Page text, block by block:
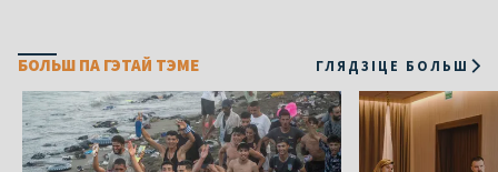
БОЛЬШ ПА ГЭТАЙ ТЭМЕ ГЛЯДЗІЦЕ БОЛЬШ